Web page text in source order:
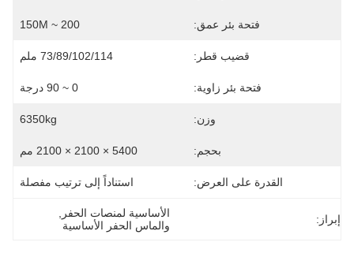
فتحة بئر عمق: 200 ~ 150M
قضيب قطر: 73/89/102/114 ملم
فتحة بئر زاوية: 0 ~ 90 درجة
وزن: 6350kg
بحجم: 5400 × 2100 × 2100 مم
القدرة على العرض: استناداً إلى ترتيب مفصلة
إبراز: الأساسية لمنصات الحفر
والماس الحفر الأساسية